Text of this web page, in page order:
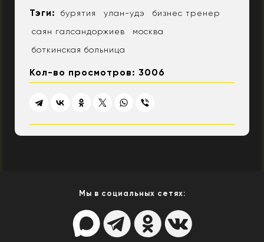
Тэги: бурятия улан-удэ
бизнес тренер
саян галсандоржиев
москва
боткинская больница
Кол-во просмотров: 3006
Мы в социальных сетях: